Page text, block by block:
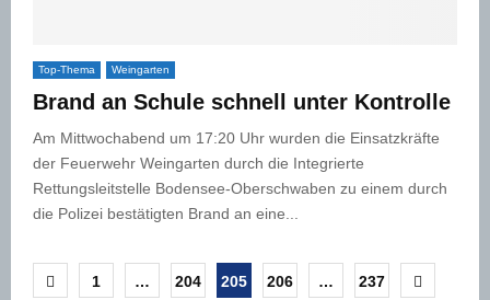
Top-Thema Weingarten
Brand an Schule schnell unter Kontrolle
Am Mittwochabend um 17:20 Uhr wurden die Einsatzkräfte
der Feuerwehr Weingarten durch die Integrierte
Rettungsleitstelle Bodensee-Oberschwaben zu einem durch
die Polizei bestätigten Brand an eine...
Seitennummerierung
1 … 204 205 206 … 237